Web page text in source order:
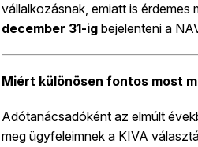
vállalkozásnak, emiatt is érdemes
december 31-igbejelenteni a
Miért különösen fontos most
Adótanácsadóként az elmúlt
meg ügyfeleimnek a KIVA